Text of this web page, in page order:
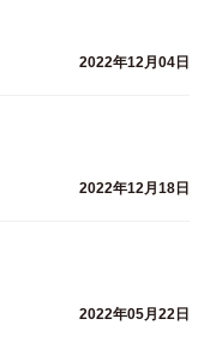
2022年12月04日
2022年12月18日
2022年05月22日